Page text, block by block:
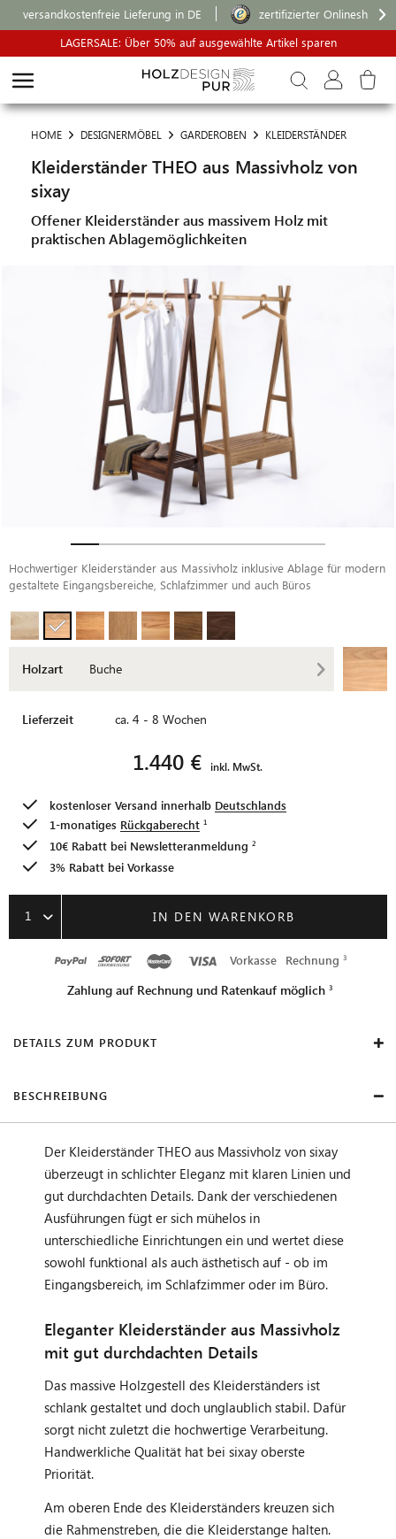
versandkostenfreie Lieferung in DE
zertifizierter Onlineshop
LAGERSALE: Über 50% auf ausgewählte Artikel sparen
HOME DESIGNERMÖBEL GARDEROBEN KLEIDERSTÄNDER
Kleiderständer THEO aus Massivholz von
sixay
Offener Kleiderständer aus massivem Holz mit
praktischen Ablagemöglichkeiten
Hochwertiger Kleiderständer aus Massivholz inklusive Ablage für modern
gestaltete Eingangsbereiche, Schlafzimmer und auch Büros
Holzart Buche
Lieferzeit ca. 4 - 8 Wochen
1.440 € inkl. MwSt.
kostenloser Versand innerhalb Deutschlands
1-monatiges Rückgaberecht
10€ Rabatt bei Newsletteranmeldung
3% Rabatt bei Vorkasse
1 IN DEN WARENKORB
Vorkasse Rechnung
Zahlung auf Rechnung und Ratenkauf möglich
DETAILS ZUM PRODUKT
BESCHREIBUNG
Der Kleiderständer THEO aus Massivholz von sixay
überzeugt in schlichter Eleganz mit klaren Linien und
gut durchdachten Details. Dank der verschiedenen
Ausführungen fügt er sich mühelos in
unterschiedliche Einrichtungen ein und wertet diese
sowohl funktional als auch ästhetisch auf - ob im
Eingangsbereich, im Schlafzimmer oder im Büro.
Eleganter Kleiderständer aus Massivholz
mit gut durchdachten Details
Das massive Holzgestell des Kleiderständers ist
schlank gestaltet und doch unglaublich stabil. Dafür
sorgt nicht zuletzt die hochwertige Verarbeitung.
Handwerkliche Qualität hat bei sixay oberste
Priorität.
Am oberen Ende des Kleiderständers kreuzen sich
die Rahmenstreben, die die Kleiderstange halten.